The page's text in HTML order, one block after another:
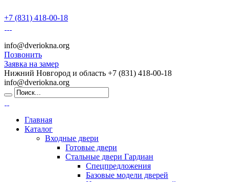
+7 (831) 418-00-18
info@dveriokna.org
Позвонить
Заявка на замер
Нижний Новгород и область +7 (831) 418-00-18
info@dveriokna.org
Главная
Каталог
Входные двери
Готовые двери
Стальные двери Гардиан
Спецпредложения
Базовые модели дверей